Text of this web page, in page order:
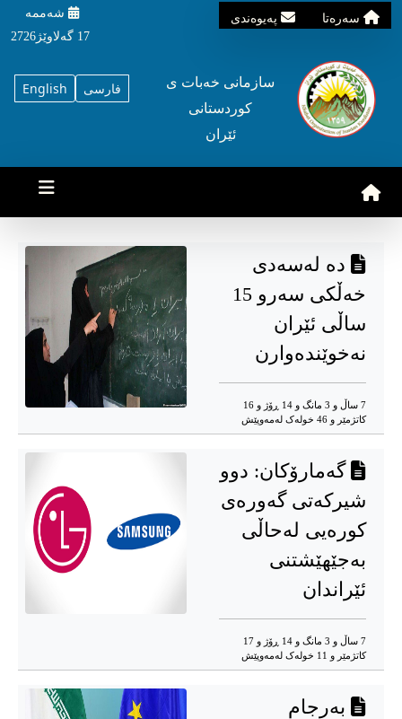
سه‌ره‌تا په‌یوه‌ندی
شه‌ممه‌
17 گه‌لاوێژ2726
English فارسی
سازمانی خه‌بات ی
کوردستانی
ئێران
ده لەسەدی
خەڵکی سەرو 15
ساڵی ئێران
نەخوێندەوارن
7 ساڵ و 3 مانگ و 14 ڕۆژ و 16
کاتژمێر و 46 خوله‌ک له‌مه‌وپێش‌
گەمارۆکان: دوو
شیرکەتی گەورەی
کورەیی لەحاڵی
بەجێهێشتنی
ئێراندان
7 ساڵ و 3 مانگ و 14 ڕۆژ و 17
کاتژمێر و 11 خوله‌ک له‌مه‌وپێش‌
بەرجام